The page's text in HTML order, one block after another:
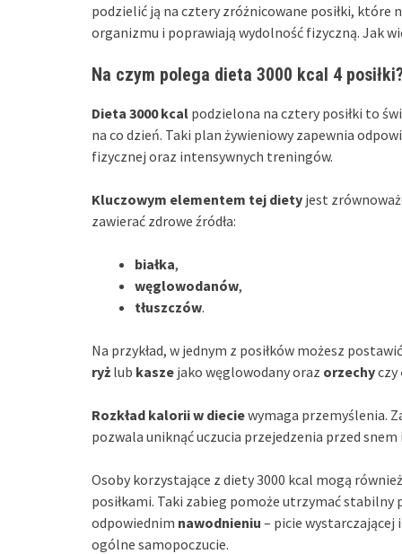
podzielić ją na cztery zróżnicowane posiłki, które
organizmu i poprawiają wydolność fizyczną. Jak
Na czym polega dieta 3000 kcal 4
Dieta 3000 kcal podzielona na cztery posiłki to
na co dzień. Taki plan żywieniowy zapewnia
fizycznej oraz intensywnych treningów.
Kluczowym elementem tej diety jest
zawierać zdrowe źródła:
białka,
węglowodanów,
tłuszczów.
Na przykład, w jednym z posiłków możesz
ryż lub kasze jako węglowodany oraz orzechyczy
Rozkład kalorii w dieciewymaga przemyślenia.
pozwala uniknąć uczucia przejedzenia przed
Osoby korzystające z diety 3000 kcal mogą
posiłkami. Taki zabieg pomoże utrzymać
odpowiednim nawodnieniu – picie wystarczającej
ogólne samopoczucie.